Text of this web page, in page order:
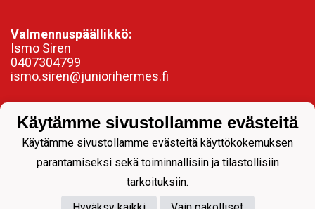
Valmennuspäällikkö:
Ismo Siren
0407304799
ismo.siren@juniorihermes.fi
Käytämme sivustollamme evästeitä
Käytämme sivustollamme evästeitä käyttökokemuksen
parantamiseksi sekä toiminnallisiin ja tilastollisiin
tarkoituksiin.